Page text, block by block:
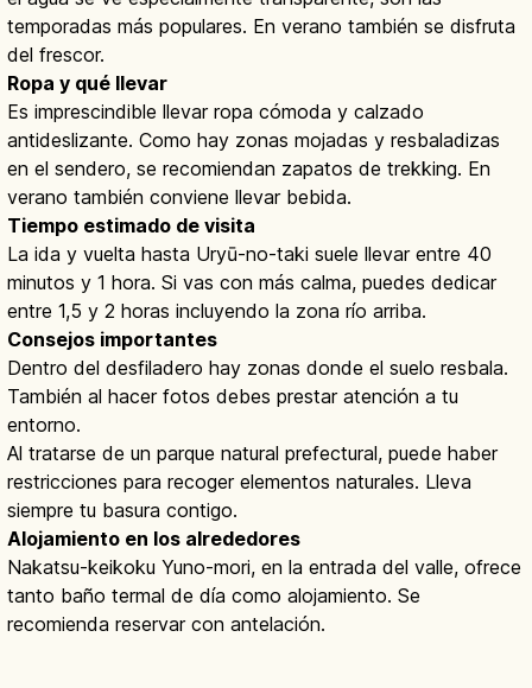
temporadas más populares. En verano también se disfruta
del frescor.
Ropa y qué llevar
Es imprescindible llevar ropa cómoda y calzado
antideslizante. Como hay zonas mojadas y resbaladizas
en el sendero, se recomiendan zapatos de trekking. En
verano también conviene llevar bebida.
Tiempo estimado de visita
La ida y vuelta hasta Uryū-no-taki suele llevar entre 40
minutos y 1 hora. Si vas con más calma, puedes dedicar
entre 1,5 y 2 horas incluyendo la zona río arriba.
Consejos importantes
Dentro del desfiladero hay zonas donde el suelo resbala.
También al hacer fotos debes prestar atención a tu
entorno.
Al tratarse de un parque natural prefectural, puede haber
restricciones para recoger elementos naturales. Lleva
siempre tu basura contigo.
Alojamiento en los alrededores
Nakatsu-keikoku Yuno-mori, en la entrada del valle, ofrece
tanto baño termal de día como alojamiento. Se
recomienda reservar con antelación.